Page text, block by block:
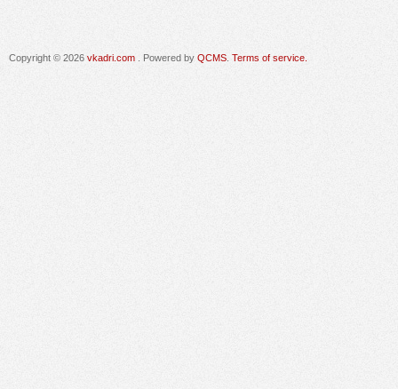
Copyright © 2026 vkadri.com . Powered by QCMS Terms of service.